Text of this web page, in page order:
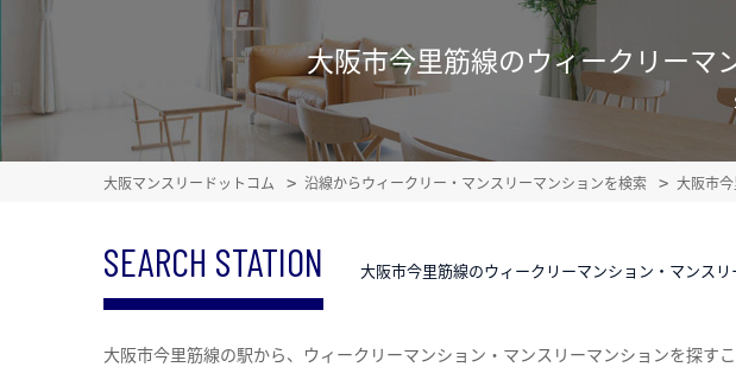
大阪市今里筋線のウィークリーマ
大阪マンスリードットコム 沿線からウィークリー・マンスリーマンションを検索 大阪市
SEARCH STATION 大阪市今里筋線のウィークリーマンション・マンス
大阪市今里筋線の駅から、ウィークリーマンション・マンスリーマンションを探すこ